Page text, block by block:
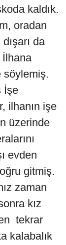
kaldık.
oradan
da
söylemiş.
İşe
ilhanın işe
üzerinde
evden
gitmiş.
zaman
kız
tekrar
kalabalık